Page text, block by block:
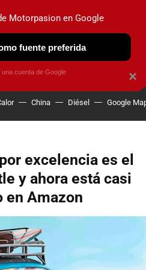
OBSERVATORIO
China Diésel Google
excelencia es el
y ahora está casi
en Amazon
×
Motorpasion en Google
fuente preferida
cuenta de Google